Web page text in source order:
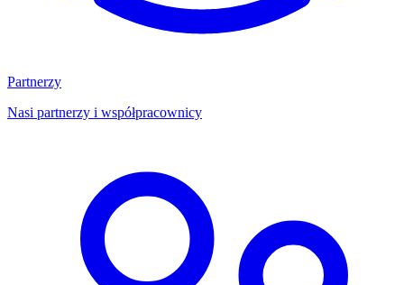
Partnerzy
Nasi partnerzy i współpracownicy